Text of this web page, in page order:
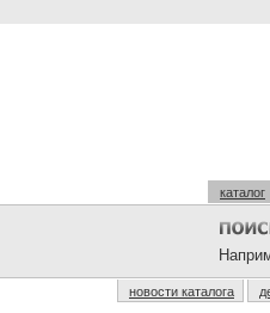
каталог
новости каталога